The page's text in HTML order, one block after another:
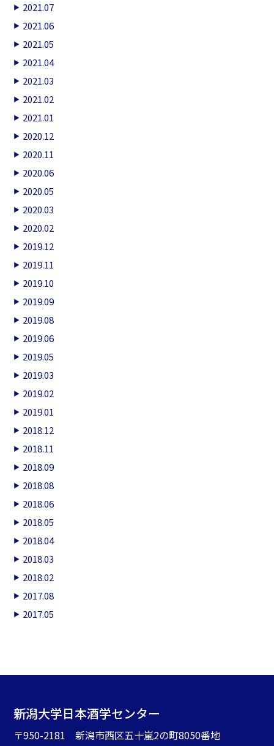
2021.07
2021.06
2021.05
2021.04
2021.03
2021.02
2021.01
2020.12
2020.11
2020.06
2020.05
2020.03
2020.02
2019.12
2019.11
2019.10
2019.09
2019.08
2019.06
2019.05
2019.03
2019.02
2019.01
2018.12
2018.11
2018.09
2018.08
2018.06
2018.05
2018.04
2018.03
2018.02
2017.08
2017.05
新潟大学日本酒学センター
〒950-2181 新潟市西区五十嵐2の町8050番地